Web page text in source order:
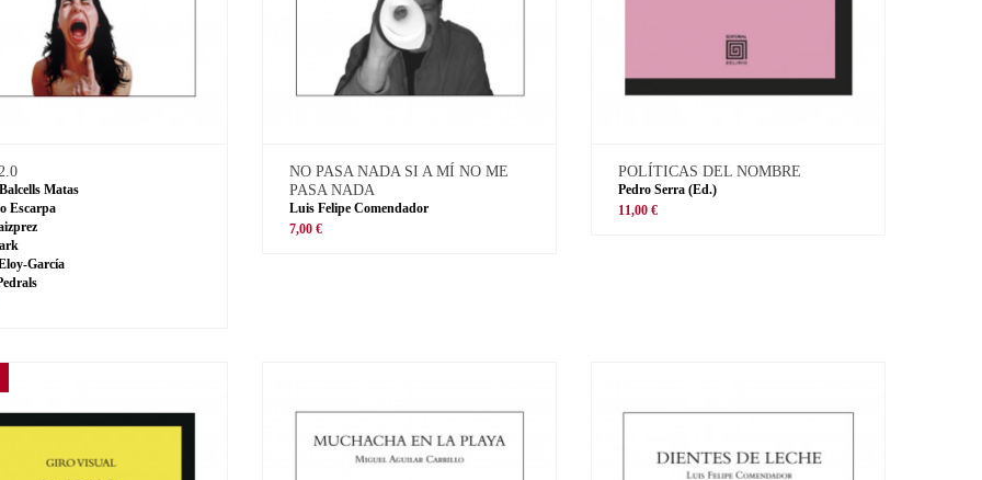
Matas
Escarpa
García
NO PASA NADA SI A MÍ NO ME
PASA NADA
Luis Felipe Comendador
7,00 €
POLÍTICAS DEL NOMBRE
Pedro Serra (Ed.)
11,00 €